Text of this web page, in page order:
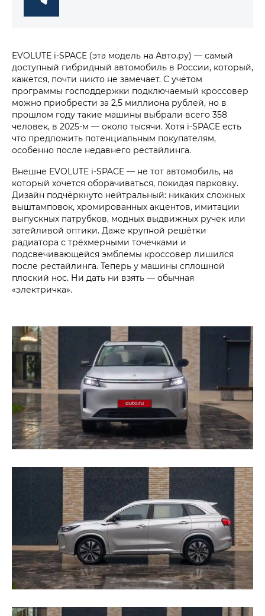
EVOLUTE i‑SPACE (эта модель на Авто.ру) — самый
доступный гибридный автомобиль в России, который,
кажется, почти никто не замечает. С учётом
программы господдержки подключаемый кроссовер
можно приобрести за 2,5 миллиона рублей, но в
прошлом году такие машины выбрали всего 358
человек, в 2025-м — около тысячи. Хотя i‑SPACE есть
что предложить потенциальным покупателям,
особенно после недавнего рестайлинга.
Внешне EVOLUTE i‑SPACE — не тот автомобиль, на
который хочется оборачиваться, покидая парковку.
Дизайн подчёркнуто нейтральный: никаких сложных
выштамповок, хромированных акцентов, имитации
выпускных патрубков, модных выдвижных ручек или
затейливой оптики. Даже крупной решётки
радиатора с трёхмерными точечками и
подсвечивающейся эмблемы кроссовер лишился
после рестайлинга. Теперь у машины сплошной
плоский нос. Ни дать ни взять — обычная
«электричка».